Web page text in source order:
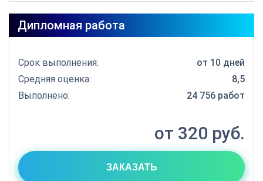
Дипломная работа
Срок выполнения:
от 10 дней
Средняя оценка:
8,5
Выполнено:
24 756 работ
от 320 руб.
ЗАКАЗАТЬ